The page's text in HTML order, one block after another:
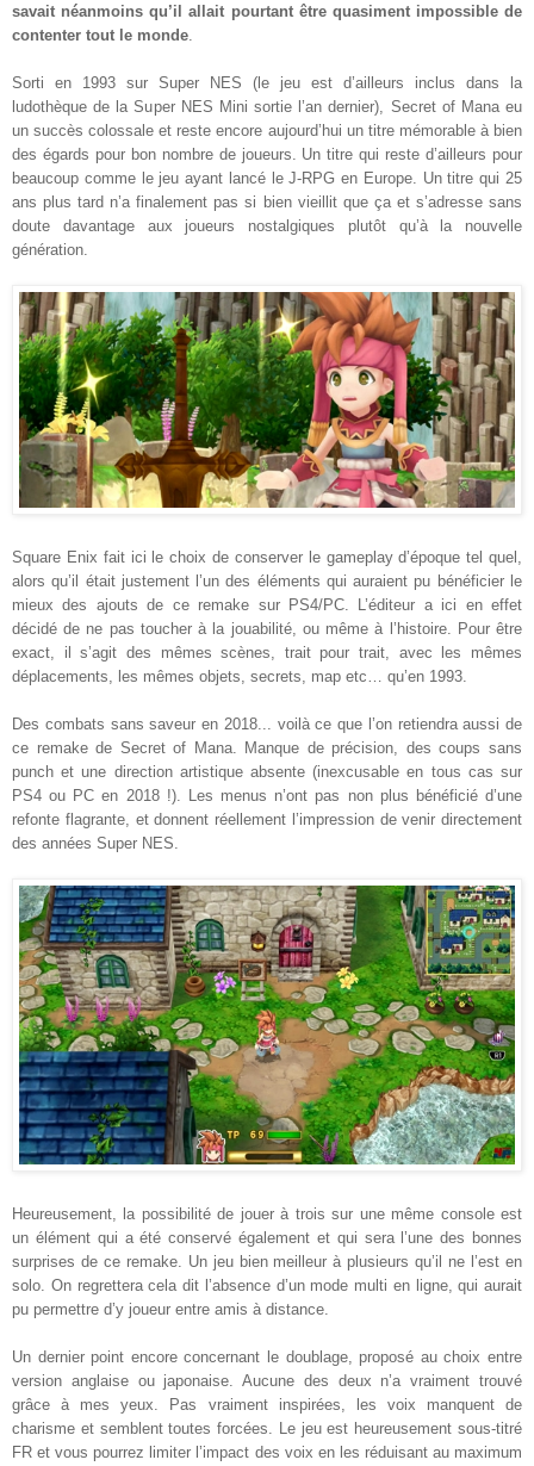
savait néanmoins qu’il allait pourtant être quasiment impossible de
contenter tout le monde
Sorti en 1993 sur Super NES (le jeu est d’ailleurs inclus dans la
ludothèque de la Super NES Mini sortie l’an dernier), Secret of Mana eu
un succès colossale et reste encore aujourd’hui un titre mémorable à bien
des égards pour bon nombre de joueurs. Un titre qui reste d’ailleurs pour
beaucoup comme le jeu ayant lancé le J-RPG en Europe. Un titre qui 25
ans plus tard n’a finalement pas si bien vieillit que ça et s’adresse sans
doute davantage aux joueurs nostalgiques plutôt qu’à la nouvelle
génération.
Square Enix fait ici le choix de conserver le gameplay d’époque tel quel,
alors qu’il était justement l’un des éléments qui auraient pu bénéficier le
mieux des ajouts de ce remake sur PS4/PC. L’éditeur a ici en effet
décidé de ne pas toucher à la jouabilité, ou même à l’histoire. Pour être
exact, il s’agit des mêmes scènes, trait pour trait, avec les mêmes
déplacements, les mêmes objets, secrets, map etc… qu’en 1993.
Des combats sans saveur en 2018... voilà ce que l’on retiendra aussi de
ce remake de Secret of Mana. Manque de précision, des coups sans
punch et une direction artistique absente (inexcusable en tous cas sur
PS4 ou PC en 2018 !). Les menus n’ont pas non plus bénéficié d’une
refonte flagrante, et donnent réellement l’impression de venir directement
des années Super NES.
Heureusement, la possibilité de jouer à trois sur une même console est
un élément qui a été conservé également et qui sera l’une des bonnes
surprises de ce remake. Un jeu bien meilleur à plusieurs qu’il ne l’est en
solo. On regrettera cela dit l’absence d’un mode multi en ligne, qui aurait
pu permettre d’y joueur entre amis à distance.
Un dernier point encore concernant le doublage, proposé au choix entre
version anglaise ou japonaise. Aucune des deux n’a vraiment trouvé
grâce à mes yeux. Pas vraiment inspirées, les voix manquent de
charisme et semblent toutes forcées. Le jeu est heureusement sous-titré
FR et vous pourrez limiter l’impact des voix en les réduisant au maximum